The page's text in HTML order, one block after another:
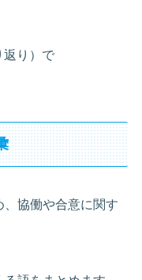
返り）で
協働や合意に関す